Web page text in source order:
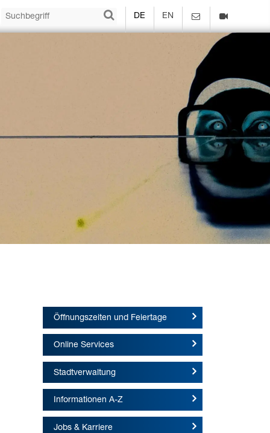
DE EN
Öffnungszeiten und Feiertage
Online Services
Stadtverwaltung
Informationen A-Z
Jobs & Karriere